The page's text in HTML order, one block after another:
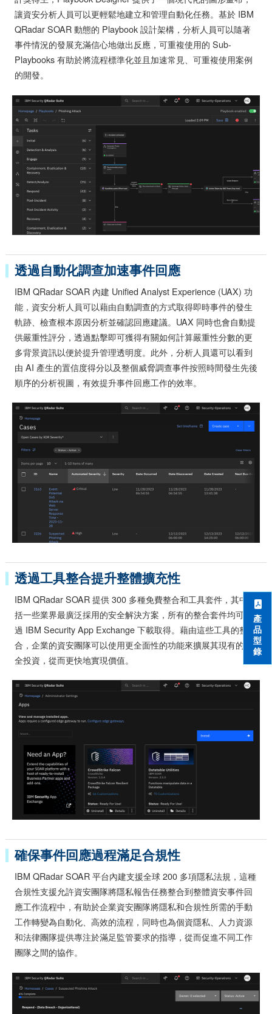
讓資安分析人員可以更輕鬆地建立和管理自動化任務。基於 IBM
QRadar SOAR 動態的 Playbook 設計架構，分析人員可以隨著
事件情況的發展充滿信心地做出反應，可重複使用的 Sub-
Playbooks 有助於將流程標準化並且加速常見、可重複使用案例
的開發。
透過自動化調查加速事件回應
IBM QRadar SOAR 內建 Unified Analyst Experience (UAX) 功
能，資安分析人員可以藉由自動調查的方式取得即時事件的發生
軌跡、檢查根本原因分析並確認回應建議。UAX 同時也會自動提
供嚴重性評分，透過點擊即可獲得有關如何計算嚴重性分數的更
多背景資訊以便於提升管理透明度。此外，分析人員還可以看到
由 AI 產生的置信度得分以及整個威脅調查事件按照時間發生先後
順序的分析視圖，有效提升事件回應工作的效率。
透過工具整合提升整體擴充性
IBM QRadar SOAR 提供 300 多種免費整合和工具套件，其中包
括一些業界最廣泛採用的安全解決方案，所有的整合套件均可透
過 IBM Security App Exchange 下載取得。藉由這些工具的整
合，企業的資安團隊可以使用更全面性的功能來擴展其現有的安
全投資，從而更快地實現價值。
確保事件回應過程滿足合規性
IBM QRadar SOAR 平台內建支援全球 200 多項隱私法規，這種
合規性支援允許資安團隊將隱私報告任務整合到整體資安事件回
應工作流程中，有助於企業資安團隊將隱私和合規性所需的手動
工作轉變為自動化、高效的流程，同時也為個資隱私、人力資源
和法律團隊提供專注於滿足監管要求的指導，從而促進不同工作
團隊之間的協作。
產
品
型
錄